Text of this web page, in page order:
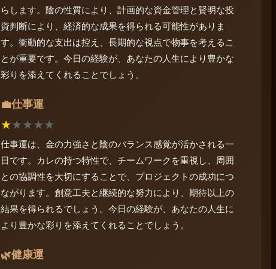
らします。陰の性質により、計画的な資金管理と賢明な投
資判断により、経済的な成果を得られる可能性がありま
す。衝動的な支出は控え、長期的な視点で物事を考えるこ
とが重要です。今日の経験が、あなたの人生により豊かな
彩りを添えてくれることでしょう。
💼仕事運
★★★★★
仕事運は、金の力強さと陰のバランス感覚が活かされる一
日です。カレの持つ特性で、チームワークを重視し、周囲
との協調性を大切にすることで、プロジェクトの成功につ
ながります。創意工夫と継続的な努力により、期待以上の
結果を得られるでしょう。今日の経験が、あなたの人生に
より豊かな彩りを添えてくれることでしょう。
🌿健康運